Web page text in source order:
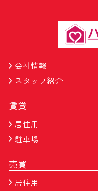
会社情報
スタッフ紹介
賃貸
居住用
駐車場
売買
居住用